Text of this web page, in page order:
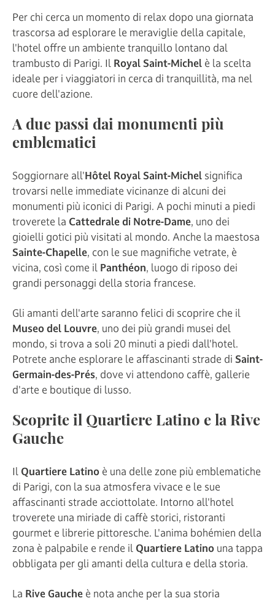
Per chi cerca un momento di relax dopo una giornata
trascorsa ad esplorare le meraviglie della capitale,
l'hotel offre un ambiente tranquillo lontano dal
trambusto di Parigi. Il Royal Saint-Michel è la scelta
ideale per i viaggiatori in cerca di tranquillità, ma nel
cuore dell'azione.
A due passi dai monumenti più
emblematici
Soggiornare all'Hôtel Royal Saint-Michel significa
trovarsi nelle immediate vicinanze di alcuni dei
monumenti più iconici di Parigi. A pochi minuti a piedi
troverete la Cattedrale di Notre-Dame, uno dei
gioielli gotici più visitati al mondo. Anche la maestosa
Sainte-Chapelle, con le sue magnifiche vetrate, è
vicina, così come il Panthéon, luogo di riposo dei
grandi personaggi della storia francese.
Gli amanti dell'arte saranno felici di scoprire che il
Museo del Louvre, uno dei più grandi musei del
mondo, si trova a soli 20 minuti a piedi dall'hotel.
Potrete anche esplorare le affascinanti strade di Saint-
Germain-des-Prés, dove vi attendono caffè, gallerie
d'arte e boutique di lusso.
Scoprite il Quartiere Latino e la Rive
Gauche
Il Quartiere Latino è una delle zone più emblematiche
di Parigi, con la sua atmosfera vivace e le sue
affascinanti strade acciottolate. Intorno all'hotel
troverete una miriade di caffè storici, ristoranti
gourmet e librerie pittoresche. L'anima bohémien della
zona è palpabile e rende il Quartiere Latino una tappa
obbligata per gli amanti della cultura e della storia.
La Rive Gauche è nota anche per la sua storia